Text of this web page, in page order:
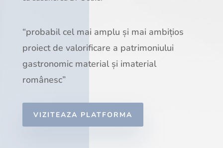
“probabil cel mai amplu și mai ambițios
proiect de valorificare a patrimoniului
gastronomic material și imaterial
românesc”
VIZITEAZA PLATFORMA